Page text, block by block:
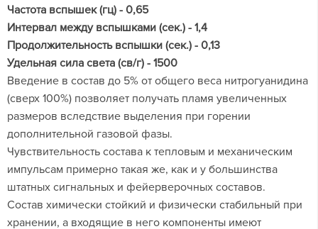
Частота вспышек (гц) - 0,65
Интервал между вспышками (сек.) - 1,4
Продолжительность вспышки (сек.) - 0,13
Удельная сила света (св/г) - 1500
Введение в состав до 5% от общего веса нитрогуанидина
(сверх 100%) позволяет получать пламя увеличенных
размеров вследствие выделения при горении
дополнительной газовой фазы.
Чувствительность состава к тепловым и механическим
импульсам примерно такая же, как и у большинства
штатных сигнальных и фейерверочных составов.
Состав химически стойкий и физически стабильный при
хранении, а входящие в него компоненты имеют